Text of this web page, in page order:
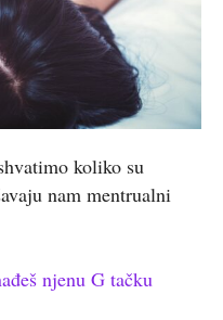
koliko su
nam mentrualni
njenu G tačku